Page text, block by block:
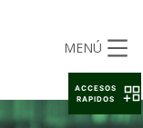
MENÚ
ACCESOS
RAPIDOS